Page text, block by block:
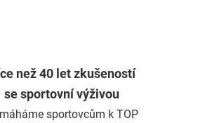
než 40 let zkušeností
se sportovní výživou
sportovcům k TOP